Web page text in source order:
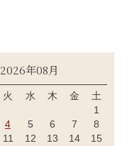
2026年08月
火 水 木 金
土
1
4 5 6 7
8
11 12 13 14
15